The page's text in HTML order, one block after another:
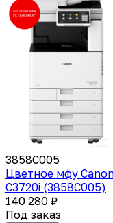
3858C005
Цветное мфу
C3720i (3858C005)
140 280 ₽
Под заказ